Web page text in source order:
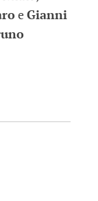
eGianni